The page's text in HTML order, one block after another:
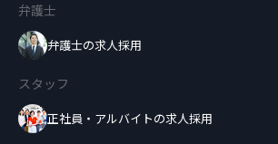
弁護士
弁護士の求人採用
スタッフ
正社員・アルバイトの求人採用